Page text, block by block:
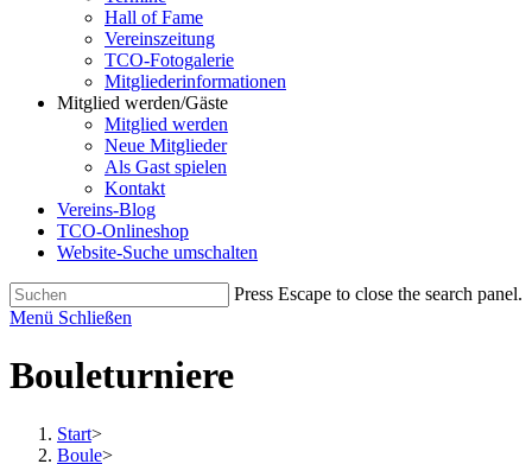
Hall of Fame
Vereinszeitung
TCO-Fotogalerie
Mitgliederinformationen
Mitglied werden/Gäste
Mitglied werden
Neue Mitglieder
Als Gast spielen
Kontakt
Vereins-Blog
TCO-Onlineshop
Website-Suche umschalten
Press Escape to close the search panel.
Menü Schließen
Bouleturniere
Start>
Boule>